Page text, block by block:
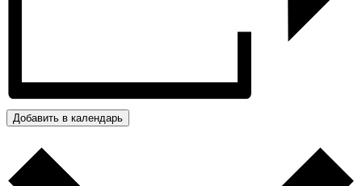
Добавить в календарь